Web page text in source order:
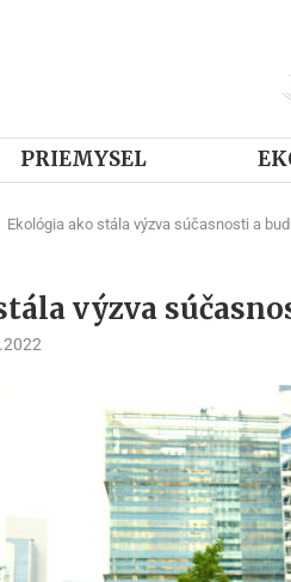
PRIEMYSEL
Ekológia ako stála výzva súčasnosti a
výzva